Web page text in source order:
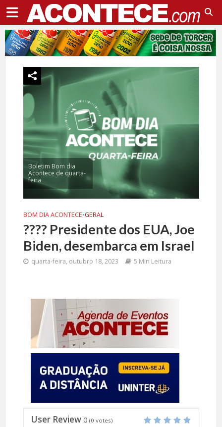
Boletim Bom dia
Acontece de quarta-
feira
BOM DIA ACONTECE•GERAL
????️ Presidente dos EUA, Joe
Biden, desembarca em Israel
quarta-feira, outubro 18, 2023 5 Min Leitura
User Review 0 (0 votes)